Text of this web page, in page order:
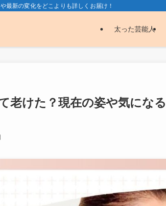
最新の変化をどこよりも詳しくお届け！
太った芸能人
老けた？現在の姿や気にな